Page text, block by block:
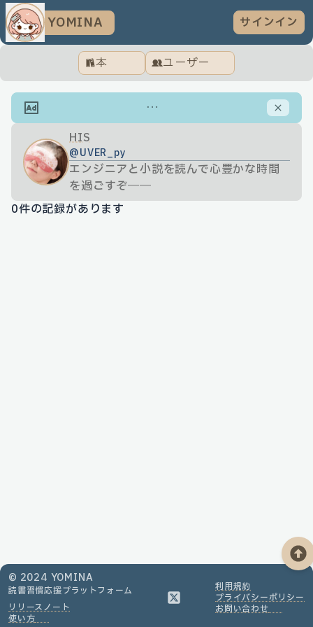
YOMINA サインイン
本 ユーザー
…
HIS
@UVER_py
エンジニアと小説を読んで心豊かな時間
を過ごすぞ――
0件の記録があります
© 2024 YOMINA
読書習慣応援プラットフォーム
リリースノート
使い方
利用規約
プライバシーポリシー
お問い合わせ